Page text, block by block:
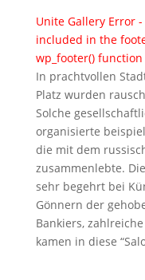
Unite Gallery Error
included in the
wp_footer()
In prachtvollen
Platz wurden
Solche
organisierte
die mit dem
zusammenlebte.
sehr begehrt bei
Gönnern der
Bankiers,
kamen in diese